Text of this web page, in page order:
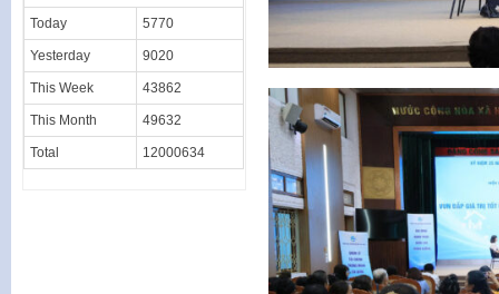
Today 5770
Yesterday 9020
This Week 43862
This Month 49632
Total 12000634